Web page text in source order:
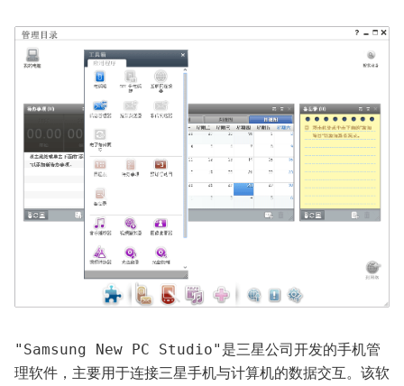
"Samsung New PC Studio"是三星公司开发的手机管
理软件，主要用于连接三星手机与计算机的数据交互。该软